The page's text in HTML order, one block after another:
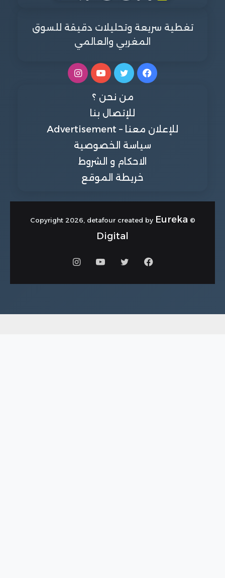
تغطية سريعة وتحليلات دقيقة للسوق
المغربي والعالمي
فيسبوكتويتر يوتيوبانستقرام
من نحن ؟
للإتصال بنا
للإعلان معنا – Advertisement
سياسة الخصوصية
الاحكام و الشروط
خريطة الموقع
© Copyright 2026, detafour created by
Eureka
Digital
فيسبوكتويتر يوتيوبانستقرام